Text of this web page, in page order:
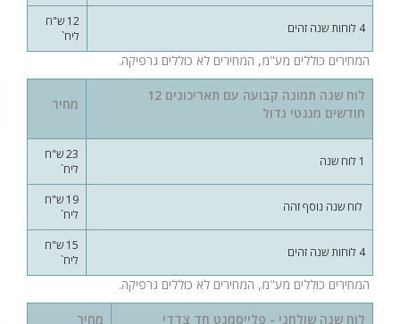
4 לוחות שנה זהים
12 ש"ח
ליח`
המחירים כוללים מע"מ, המחירים לא כוללים גרפיקה.
לוח שנה תמונה קבועה עם תאריכונים 12
חודשים מגנטי גדול
מחיר
1 לוח שנה
23 ש"ח
ליח`
לוח שנה נוסף זהה
19 ש"ח
ליח`
4 לוחות שנה זהים
15 ש"ח
ליח`
המחירים כוללים מע"מ, המחירים לא כוללים גרפיקה.
לוח שנה שולחני - פלייסמנט חד צדדי מחיר